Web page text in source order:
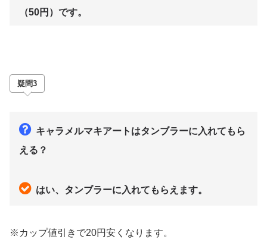
（50円）です。
疑問3
キャラメルマキアートはタンブラーに入れてもら
える？
はい、タンブラーに入れてもらえます。
※カップ値引きで20円安くなります。